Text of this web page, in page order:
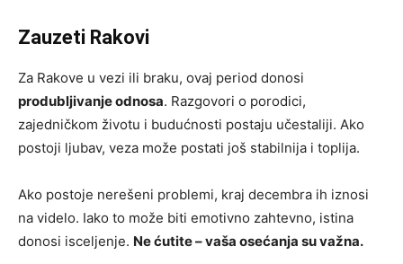
Zauzeti Rakovi
Za Rakove u vezi ili braku, ovaj period donosi
produbljivanje odnosa. Razgovori o porodici,
zajedničkom životu i budućnosti postaju učestaliji. Ako
postoji ljubav, veza može postati još stabilnija i toplija.
Ako postoje nerešeni problemi, kraj decembra ih iznosi
na videlo. Iako to može biti emotivno zahtevno, istina
donosi isceljenje. Ne ćutite – vaša osećanja su važna.